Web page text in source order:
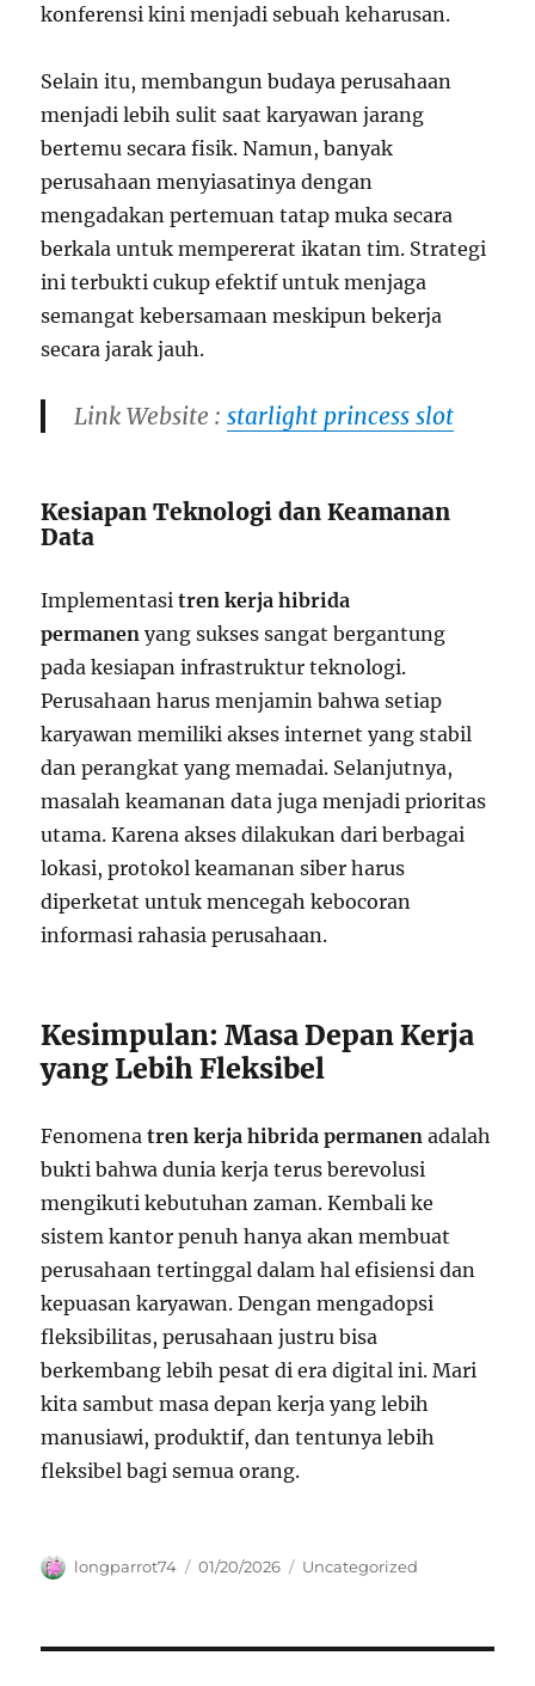
konferensi kini menjadi sebuah keharusan.
Selain itu, membangun budaya perusahaan
menjadi lebih sulit saat karyawan jarang
bertemu secara fisik. Namun, banyak
perusahaan menyiasatinya dengan
mengadakan pertemuan tatap muka secara
berkala untuk mempererat ikatan tim. Strategi
ini terbukti cukup efektif untuk menjaga
semangat kebersamaan meskipun bekerja
secara jarak jauh.
Link Website :starlight princess slot
Kesiapan Teknologi dan Keamanan
Data
Implementasitren kerja hibrida
permanen yang sukses sangat bergantung
pada kesiapan infrastruktur teknologi.
Perusahaan harus menjamin bahwa setiap
karyawan memiliki akses internet yang stabil
dan perangkat yang memadai. Selanjutnya,
masalah keamanan data juga menjadi prioritas
utama. Karena akses dilakukan dari berbagai
lokasi, protokol keamanan siber harus
diperketat untuk mencegah kebocoran
informasi rahasia perusahaan.
Kesimpulan: Masa Depan Kerja
yang Lebih Fleksibel
Fenomenatren kerja hibrida permanen adalah
bukti bahwa dunia kerja terus berevolusi
mengikuti kebutuhan zaman. Kembali ke
sistem kantor penuh hanya akan membuat
perusahaan tertinggal dalam hal efisiensi dan
kepuasan karyawan. Dengan mengadopsi
fleksibilitas, perusahaan justru bisa
berkembang lebih pesat di era digital ini. Mari
kita sambut masa depan kerja yang lebih
manusiawi, produktif, dan tentunya lebih
fleksibel bagi semua orang.
Author
longparrot74
Posted
01/20/2026 Categories
Uncategorized